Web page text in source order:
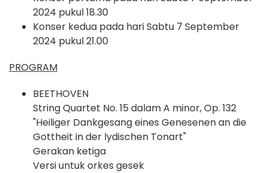
2024 pukul 18.30
Konser kedua pada hari Sabtu 7 September
2024 pukul 21.00
PROGRAM
BEETHOVEN
String Quartet No. 15 dalam A minor, Op. 132
"Heiliger Dankgesang eines Genesenen an die
Gottheit in der lydischen Tonart"
Gerakan ketiga
Versi untuk orkes gesek